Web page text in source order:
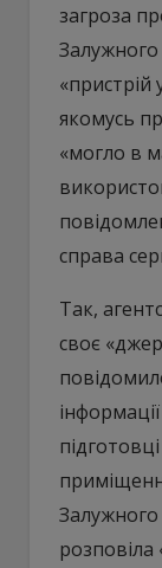
загроза
«пристрій
якомусь
«могло в
справа
Так,
своє